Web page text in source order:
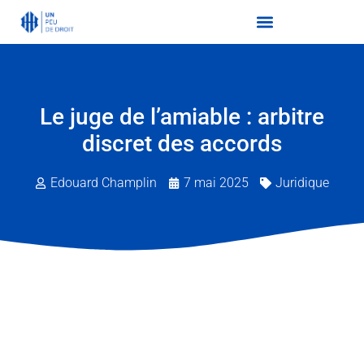
Le juge de l’amiable : arbitre
discret des accords
Edouard Champlin 7 mai 2025 Juridique